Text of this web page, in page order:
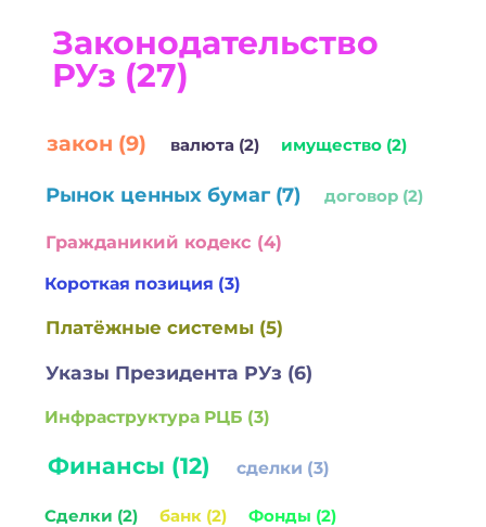
Законодательство
РУз (27)
закон (9) валюта (2) имущество (2)
Рынок ценных бумаг (7) договор (2)
Гражданикий кодекс (4)
Короткая позиция (3)
Платёжные системы (5)
Указы Президента РУз (6)
Инфраструктура РЦБ (3)
Финансы (12) сделки (3)
Сделки (2) банк (2) Фонды (2)